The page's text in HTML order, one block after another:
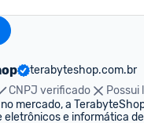
terabyteshop.com.br
CNPJ verificado
Possui
no mercado, a
eletrônicos e informática